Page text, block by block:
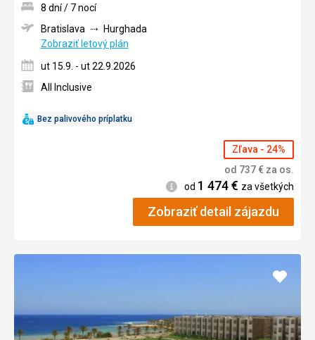
Bez palivového príplatku
8 dní / 7 nocí
Bratislava
Hurghada
Zobraziť letový plán
ut 15.9. - ut 22.9.2026
All Inclusive
Zľava - 24%
od 737€ za os.
Informácie
od 1 474€ za všetkých
Zobraziť detail zájazdu
Pridať